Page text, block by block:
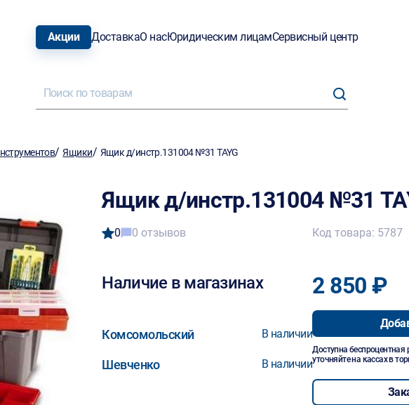
Акции ДоставкаО насЮридическим лицамСервисный центр
/Ящики/ Ящик д/инстр.131004 №31 TAYG
Ящик д/инстр.131004 №31
0 0 отзывов
Наличие в магазинах
Комсомольский В наличии
Шевченко В наличии
Код товара: 5787
2 850 ₽
Доступна беспроцентная
уточняйте на кассах в